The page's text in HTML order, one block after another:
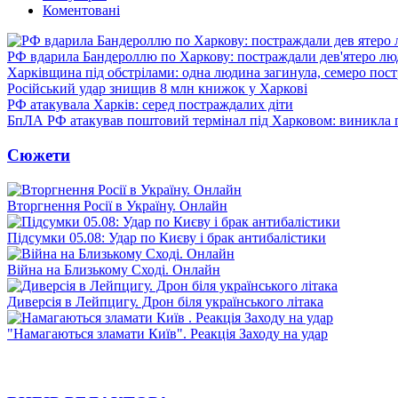
Коментовані
РФ вдарила Бандероллю по Харкову: постраждали дев'ятеро
Харківщина під обстрілами: одна людина загинула, семеро
Російський удар знищив 8 млн книжок у Харкові
РФ атакувала Харків: серед постраждалих діти
БпЛА РФ атакував поштовий термінал під Харковом: виникла
Сюжети
Вторгнення Росії в Україну. Онлайн
Підсумки 05.08: Удар по Києву і брак антибалістики
Війна на Близькому Сході. Онлайн
Диверсія в Лейпцигу. Дрон біля українського літака
"Намагаються зламати Київ". Реакція Заходу на удар